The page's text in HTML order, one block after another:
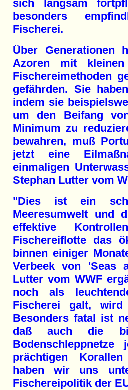
sich langsam
besonders
Fischerei.
Über Generationen
Azoren mit
Fischereimethoden
gefährden. Sie
indem sie
um den Beifang
Minimum zu
bewahren, muß
jetzt eine
einmaligen
Stephan Lutter vom
"Dies ist ein
Meeresumwelt und
effektive
Fischereiflotte das
binnen einiger
Verbeek von 'Seas
Lutter vom WWF
noch als
Fischerei galt,
Besonders fatal ist
daß auch die
prächtigen
haben wir uns
Fischereipolitik der